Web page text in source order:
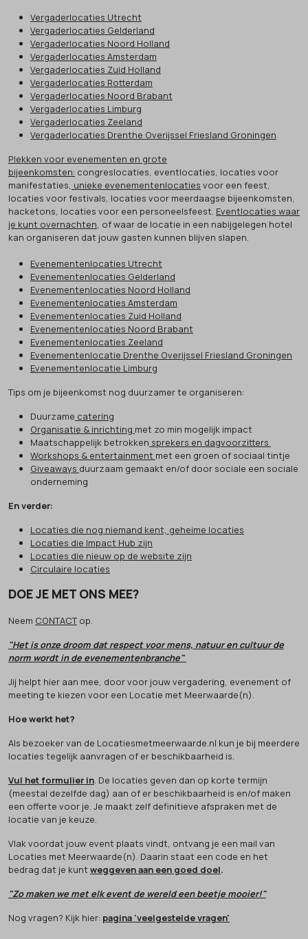
Vergaderlocaties Utrecht
Vergaderlocaties Gelderland
Vergaderlocaties Noord Holland
Vergaderlocaties Amsterdam
Vergaderlocaties Zuid Holland
Vergaderlocaties Rotterdam
Vergaderlocaties Noord Brabant
Vergaderlocaties Limburg
Vergaderlocaties Zeeland
Vergaderlocaties Drenthe Overijssel Friesland Groningen
Plekken voor evenementen en grote
bijeenkomsten: congreslocaties, eventlocaties, locaties voor
manifestaties, unieke evenementenlocaties voor een feest,
locaties voor festivals, locaties voor meerdaagse bijeenkomsten,
hacketons, locaties voor een personeelsfeest. Eventlocaties waar
je kunt overnachten, of waar de locatie in een nabijgelegen hotel
kan organiseren dat jouw gasten kunnen blijven slapen.
Evenementenlocaties Utrecht
Evenementenlocaties Gelderland
Evenementenlocaties Noord Holland
Evenementenlocaties Amsterdam
Evenementenlocaties Zuid Holland
Evenementenlocaties Noord Brabant
Evenementenlocaties Zeeland
Evenementenlocatie Drenthe Overijssel Friesland Groningen
Evenementenlocatie Limburg
Tips om je bijeenkomst nog duurzamer te organiseren:
Duurzame catering
Organisatie & inrichting met zo min mogelijk impact
Maatschappelijk betrokken sprekers en dagvoorzitters
Workshops & entertainment met een groen of sociaal tintje
Giveaways duurzaam gemaakt en/of door sociale een sociale
onderneming
En verder:
Locaties die nog niemand kent, geheime locaties
Locaties die Impact Hub zijn
Locaties die nieuw op de website zijn
Circulaire locaties
DOE JE MET ONS MEE?
Neem CONTACTop.
"Het is onze droom dat respect voor mens, natuur en cultuur de
norm wordt in de evenementenbranche"
Jij helpt hier aan mee, door voor jouw vergadering, evenement of
meeting te kiezen voor een Locatie met Meerwaarde(n).
Hoe werkt het?
Als bezoeker van de Locatiesmetmeerwaarde.nl kun je bij meerdere
locaties tegelijk aanvragen of er beschikbaarheid is.
Vul het formulier in. De locaties geven dan op korte termijn
(meestal dezelfde dag) aan of er beschikbaarheid is en/of maken
een offerte voor je. Je maakt zelf definitieve afspraken met de
locatie van je keuze.
Vlak voordat jouw event plaats vindt, ontvang je een mail van
Locaties met Meerwaarde(n). Daarin staat een code en het
bedrag dat je kunt weggeven aan een goed doel.
"Zo maken we met elk event de wereld een beetje mooier!"
Nog vragen? Kijk hier: pagina 'veelgestelde vragen'